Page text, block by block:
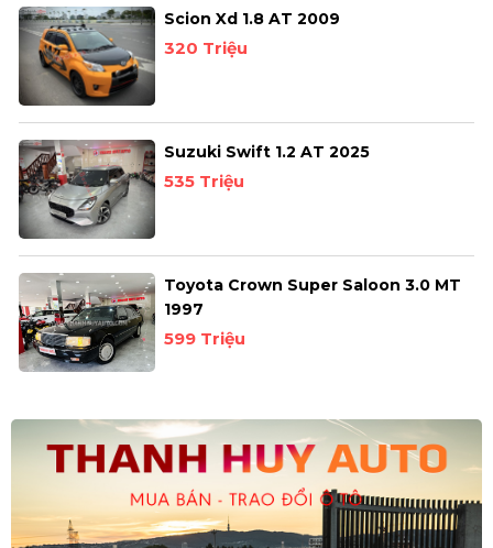
Scion Xd 1.8 AT 2009
320 Triệu
Suzuki Swift 1.2 AT 2025
535 Triệu
Toyota Crown Super Saloon 3.0 MT
1997
599 Triệu